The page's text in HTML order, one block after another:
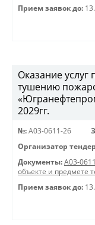
Прием заявок до:
Оказание
тушению
2029гг.
№: A03-0611-26
Организатор
Документы: A03-
объекте и предмете
Прием заявок до: